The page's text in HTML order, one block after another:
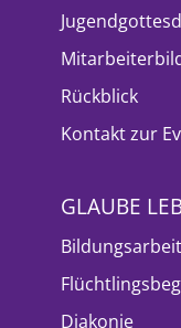
Rückblick
Kontakt zur
GLAUBE
Bildungsarbeit
Diakonie